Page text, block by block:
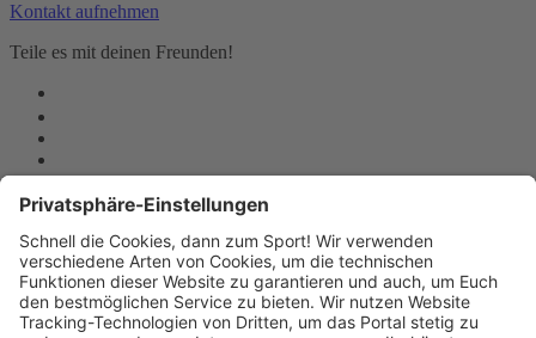
Kontakt aufnehmen
Teile es mit deinen Freunden!
Tennisverein Heimgarten 1912 e.V.
Zeuläckerstr. 52B
60389 Frankfurt am Main
E-Mail:info@tv-heimgarten.de
Telefon: 069-472916
Website:http://www.tv-heimgarten.de